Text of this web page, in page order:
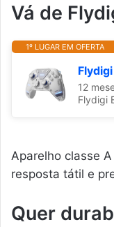
Vá de
1º LUGAR EM OFERTA
12
Flydigi
Aparelho classe
resposta tátil e
Quer